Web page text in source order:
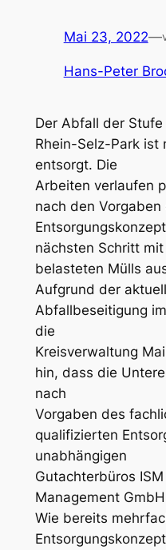
Mai 23, 2022—
Hans-Peter
Der Abfall der
Rhein-Selz-Park ist
entsorgt. Die
Arbeiten verlaufen
nach den Vorgaben
nächsten Schritt
belasteten Mülls
Aufgrund der
Abfallbeseitigung
die
Kreisverwaltung
hin, dass die
nach
Vorgaben des
qualifizierten
unabhängigen
Gutachterbüros
Management
Wie bereits